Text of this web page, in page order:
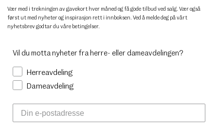
Vær med i trekningen av gavekort hver måned og få gode tilbud ved salg. Vær også
først ut med nyheter og inspirasjon rett i innboksen. Ved å melde deg på vårt
nyhetsbrev godtar du våre betingelser.
Vil du motta nyheter fra herre- eller dameavdelingen?
Herreavdeling
Dameavdeling